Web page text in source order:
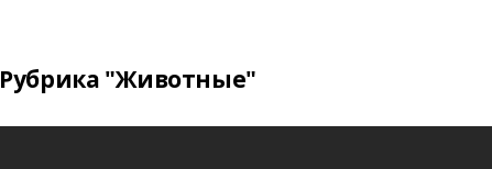
Рубрика "Животные"